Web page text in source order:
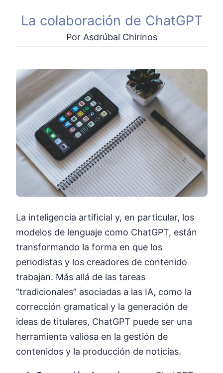
La colaboración de ChatGPT
Por Asdrúbal Chirinos
La inteligencia artificial y, en particular, los
modelos de lenguaje como ChatGPT, están
transformando la forma en que los
periodistas y los creadores de contenido
trabajan. Más allá de las tareas
“tradicionales” asociadas a las IA, como la
corrección gramatical y la generación de
ideas de titulares, ChatGPT puede ser una
herramienta valiosa en la gestión de
contenidos y la producción de noticias.